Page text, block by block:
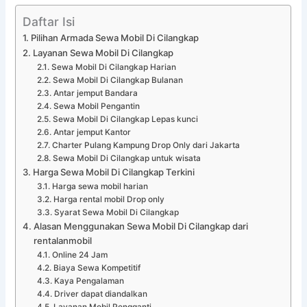
Daftar Isi
Pilihan Armada Sewa Mobil Di Cilangkap
Layanan Sewa Mobil Di Cilangkap
Sewa Mobil Di Cilangkap Harian
Sewa Mobil Di Cilangkap Bulanan
Antar jemput Bandara
Sewa Mobil Pengantin
Sewa Mobil Di Cilangkap Lepas kunci
Antar jemput Kantor
Charter Pulang Kampung Drop Only dari Jakarta
Sewa Mobil Di Cilangkap untuk wisata
Harga Sewa Mobil Di Cilangkap Terkini
Harga sewa mobil harian
Harga rental mobil Drop only
Syarat Sewa Mobil Di Cilangkap
Alasan Menggunakan Sewa Mobil Di Cilangkap dari
rentalanmobil
Online 24 Jam
Biaya Sewa Kompetitif
Kaya Pengalaman
Driver dapat diandalkan